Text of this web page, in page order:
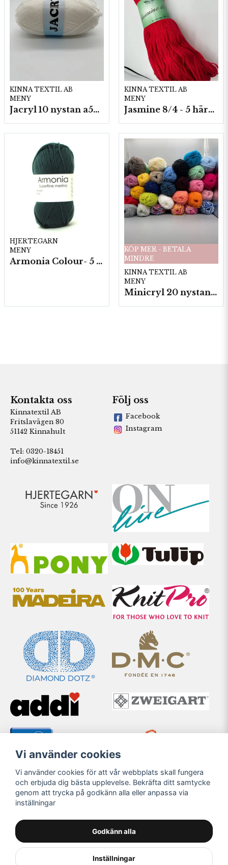
KINNA TEXTIL AB
MENY
Jacryl 10 nystan a50g./fp.
KINNA TEXTIL AB
MENY
Jasmine 8/4 - 5 härvor a200g./fp.
HJERTEGARN
MENY
Armonia Colour- 5 härv/fp. a100 g.
KÖP MER - BETALA
MINDRE
KINNA TEXTIL AB
MENY
Minicryl 20 nystan a25g./fp.
Kontakta oss
Kinnatextil AB
Fritslavägen 80
51142 Kinnahult
Tel: 0320-18451
info@kinnatextil.se
Följ oss
Facebook
Instagram
Vi använder cookies
Vi använder cookies för att vår webbplats skall fungera
och erbjuda dig bästa upplevelse. Bekräfta ditt samtycke
genom att trycka på godkänn alla eller anpassa via
inställningar
Godkänn alla
Inställningar